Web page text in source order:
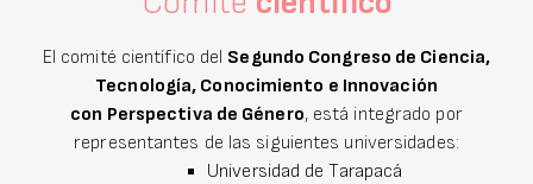
El comité científico del Segundo Congreso de Ciencia,
Tecnología, Conocimiento e Innovación
con Perspectiva de Género, está integrado por
representantes de las siguientes universidades:
Universidad de Tarapacá